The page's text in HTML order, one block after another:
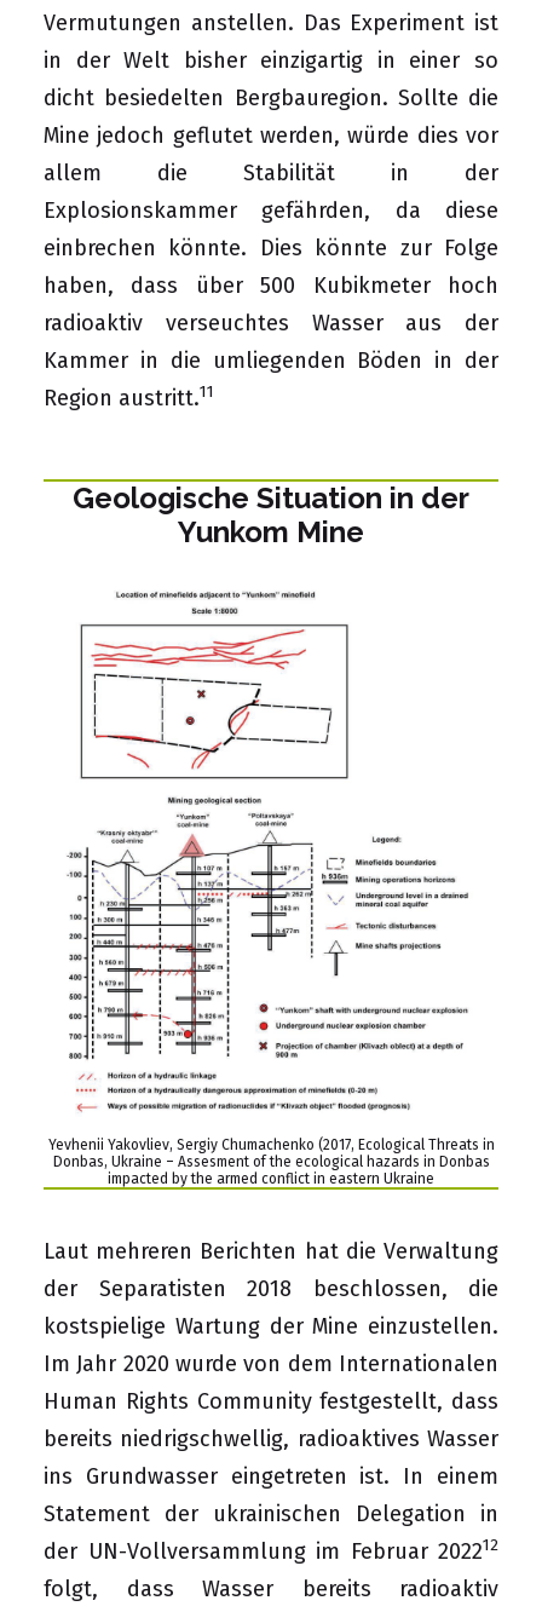
Vermutungen anstellen. Das Experiment ist
in der Welt bisher einzigartig in einer so
dicht besiedelten Bergbauregion. Sollte die
Mine jedoch geflutet werden, würde dies vor
allem die Stabilität in der
Explosionskammer gefährden, da diese
einbrechen könnte. Dies könnte zur Folge
haben, dass über 500 Kubikmeter hoch
radioaktiv verseuchtes Wasser aus der
Kammer in die umliegenden Böden in der
Region austritt.11
Geologische Situation in der
Yunkom Mine
Yevhenii Yakovliev, Sergiy Chumachenko (2017, Ecological Threats in
Donbas, Ukraine – Assesment of the ecological hazards in Donbas
impacted by the armed conflict in eastern Ukraine
Laut mehreren Berichten hat die Verwaltung
der Separatisten 2018 beschlossen, die
kostspielige Wartung der Mine einzustellen.
Im Jahr 2020 wurde von dem Internationalen
Human Rights Community festgestellt, dass
bereits niedrigschwellig, radioaktives Wasser
ins Grundwasser eingetreten ist. In einem
Statement der ukrainischen Delegation in
der UN-Vollversammlung im Februar 202212
folgt, dass Wasser bereits radioaktiv